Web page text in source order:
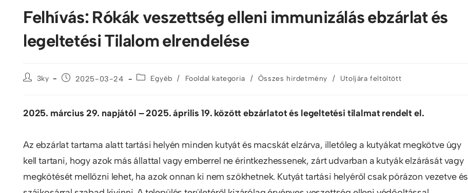
Felhívás: Rókák veszettség elleni immunizálás ebzárlat és
legeltetési Tilalom elrendelése
3ky 2025-03-24 Egyéb / Fooldal kategoria / Összes hirdetmény / Utoljára feltöltött
2025. március 29. napjától – 2025. április 19. között ebzárlatot és legeltetési tilalmat rendelt el.
Az ebzárlat tartama alatt tartási helyén minden kutyát és macskát elzárva, illetőleg a kutyákat megkötve úgy
kell tartani, hogy azok más állattal vagy emberrel ne érintkezhessenek, zárt udvarban a kutyák elzárását vagy
megkötését mellőzni lehet, ha azok onnan ki nem szökhetnek. Kutyát tartási helyéről csak pórázon vezetve és